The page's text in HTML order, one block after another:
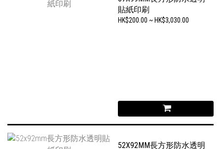
貼紙印刷
HK$200.00 ~ HK$3,030.00
52X92MM長方形防水透明